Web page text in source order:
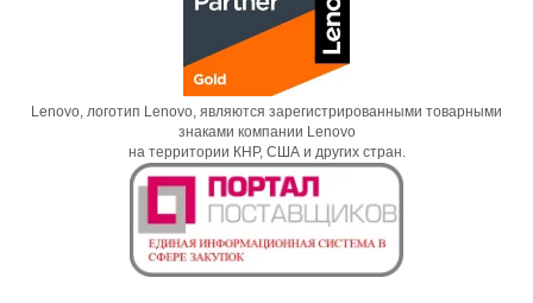
Lenovo, логотип Lenovo, являются зарегистрированными товарными
знаками компании Lenovo
на территории КНР, США и других стран.